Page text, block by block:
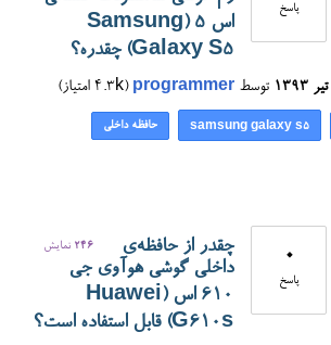
پاسخ
اس ۵ (Samsung
Galaxy S5) چقدره؟
توسط programmer
(
4.3k امتیاز)
samsung galaxy s5 حافظه داخلی
0
پاسخ
246 نمایش
چقدر از حافظه‌ی
داخلی گوشی هوآوی جی
۶۱۰ اس (Huawei
G610s) قابل استفاده است؟